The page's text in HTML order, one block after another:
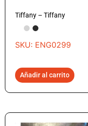
Tiffany – Tiffany
SKU: ENG0299
Añadir al carrito